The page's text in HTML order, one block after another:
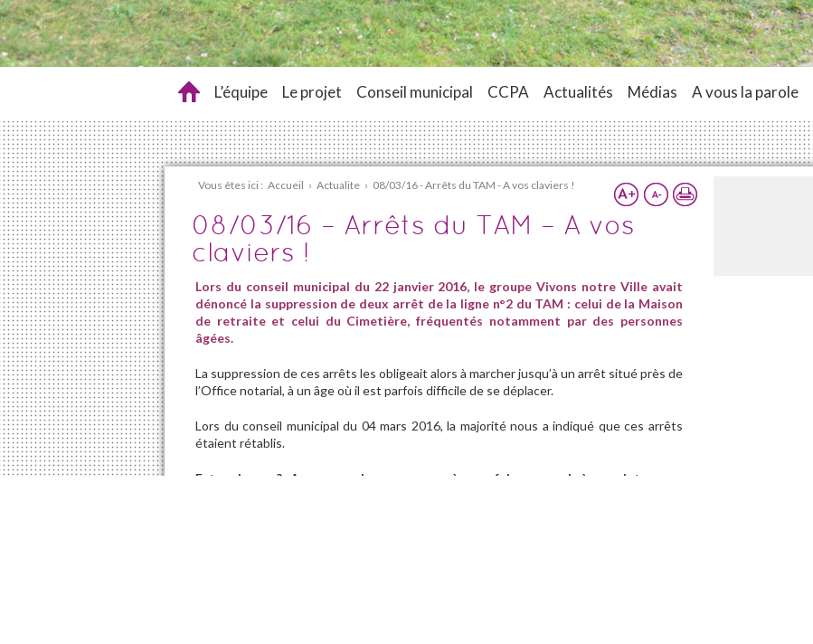
L’équipe Le projet Conseil municipal CCPA Actualités Médias A vous la parole
Vous êtes ici : Accueil › Actualite › 08/03/16 - Arrêts du TAM - A vos claviers !
08/03/16 – Arrêts du TAM – A vos
claviers !
Lors du conseil municipal du 22 janvier 2016, le groupe Vivons notre Ville avait
dénoncé la suppression de deux arrêt de la ligne n°2 du TAM : celui de la Maison
de retraite et celui du Cimetière, fréquentés notamment par des personnes
âgées.
La suppression de ces arrêts les obligeait alors à marcher jusqu’à un arrêt situé près de
l’Office notarial, à un âge où il est parfois difficile de se déplacer.
Lors du conseil municipal du 04 mars 2016, la majorité nous a indiqué que ces arrêts
étaient rétablis.
Est-ce le cas ? Avez-vous des remarques à nous faire parvenir à ce sujet ou sur